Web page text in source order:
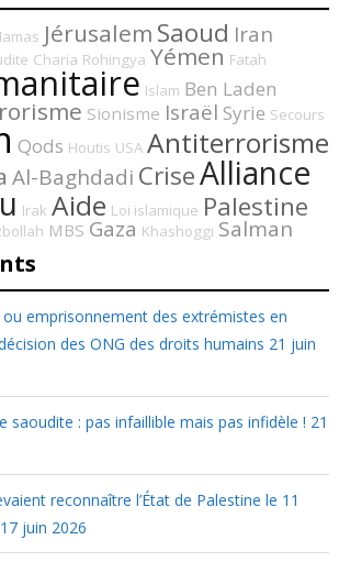
Jérusalem Saoud Iran
Charia Rohingya Yémen Fatah
Islam Ben Laden
Sionisme Israël Syrie Secours
Qods Houtis USA Antiterrorisme
Al-Baghdadi CriseAlliance
Irak Aide Loi islamique Palestine
MBS Gaza Khashoggi Salman
ou emprisonnement des extrémistes en
des ONG des droits humains 21 juin
saoudite : pas infaillible mais pas infidèle ! 21
reconnaître l’État de Palestine le 11
17 juin 2026